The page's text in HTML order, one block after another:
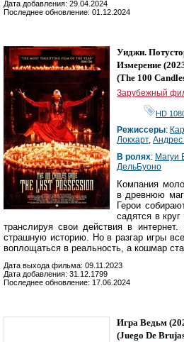
Дата добавления: 29.04.2024
Последнее обновление: 01.12.2024
Уиджи.
Измерение
(The 100
Зарубежный
HD
Режиссеры:
Локхарт, Андрес
В ролях: Магуи
ДельБуоно
Компания
в древнюю
Герои
садятся в
транслируя свои действия в
страшную историю. Но в разгар игры
воплощаться в реальность, а кошмар
Дата выхода фильма: 09.11.2023
Дата добавления: 31.12.1799
Последнее обновление: 17.06.2024
Игра Ведьм
(Juego De